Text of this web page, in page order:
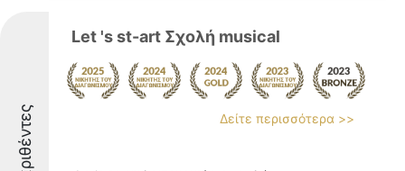
Let 's st-art Σχολή musical
Δείτε περισσότερα >>